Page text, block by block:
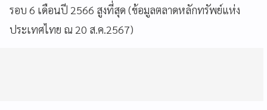
รอบ 6 เดือนปี 2566 สูงที่สุด (ข้อมูลตลาดหลักทรัพย์แห่ง
ประเทศไทย ณ 20 ส.ค.2567)